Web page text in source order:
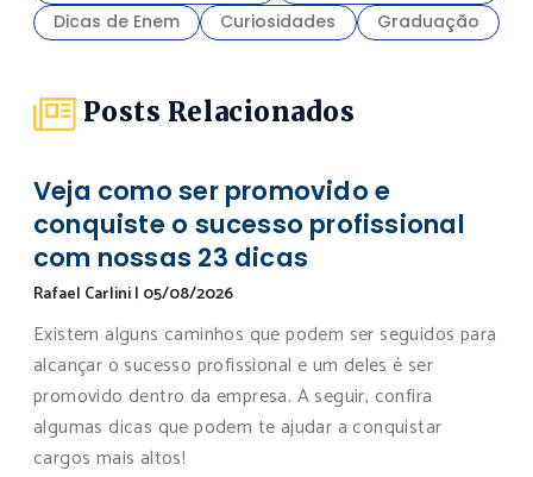
Dicas de Enem
Curiosidades Graduação
Posts Relacionados
Veja como ser promovido e
conquiste o sucesso profissional
com nossas 23 dicas
Rafael Carlini| 05/08/2026
Existem alguns caminhos que podem ser seguidos para
alcançar o sucesso profissional e um deles é ser
promovido dentro da empresa. A seguir, confira
algumas dicas que podem te ajudar a conquistar
cargos mais altos!